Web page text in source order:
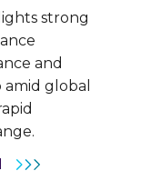
strong
and
global
CLARIOS